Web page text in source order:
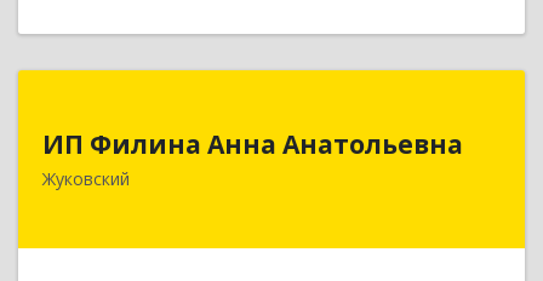
ИП Филина Анна Анатольевна
Жуковский
Подробнее